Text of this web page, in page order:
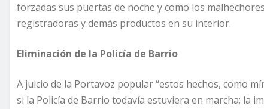
forzadas sus puertas de noche y como los
registradoras y demás productos en su interior.
Eliminación de la Policía de Barrio
A juicio de la Portavoz popular “estos hechos, como
si la Policía de Barrio todavía estuviera en marcha; la